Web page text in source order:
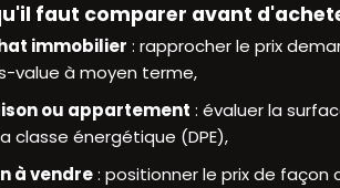
faut comparer avant
immobilier : rapprocher le prix
value à moyen terme,
ou appartement : évaluer la
classe énergétique (DPE),
à vendre: positionner le prix de